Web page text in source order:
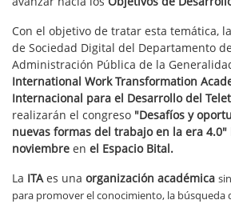
Con el objetivo de tratar esta temática,
de Sociedad Digital del Departamento
Administración Pública de la
International Work Transformation
Internacional para el Desarrollo del
realizarán el congreso "Desafíos y
nuevas formas del trabajo en la era 4.0"
noviembre en el Espacio Bital.
La ITAes una organización académica
para promover el conocimiento, la búsqueda